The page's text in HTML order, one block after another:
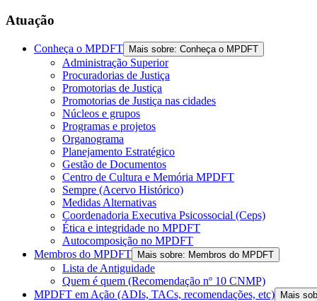
Atuação
Conheça o MPDFT Mais sobre: Conheça o MPDFT
Administração Superior
Procuradorias de Justiça
Promotorias de Justiça
Promotorias de Justiça nas cidades
Núcleos e grupos
Programas e projetos
Organograma
Planejamento Estratégico
Gestão de Documentos
Centro de Cultura e Memória MPDFT
Sempre (Acervo Histórico)
Medidas Alternativas
Coordenadoria Executiva Psicossocial (Ceps)
Ética e integridade no MPDFT
Autocomposição no MPDFT
Membros do MPDFT
Mais sobre: Membros do MPDFT
Lista de Antiguidade
Quem é quem (Recomendação nº 10 CNMP)
MPDFT em Ação (ADIs, TACs, recomendações, etc)
Mais